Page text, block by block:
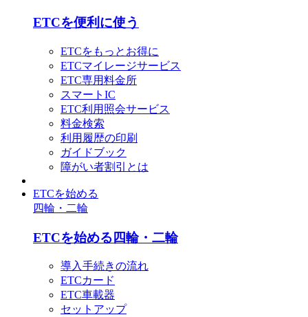
ETCを便利に使う
ETCをもっとお得に
ETCマイレージサービス
ETC専用料金所
スマートIC
ETC利用照会サービス
料金検索
利用履歴の印刷
ガイドブック
障がい者割引とは
ETCを始める
四輪・二輪
ETCを始める四輪・二輪
導入手続きの流れ
ETCカード
ETC車載器
セットアップ